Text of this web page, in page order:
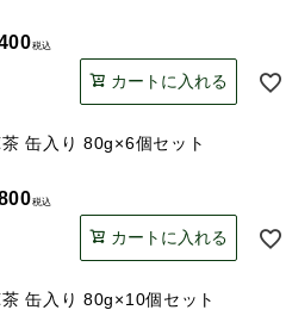
税込
カートに入れる
缶入り 80g×6個セット
税込
カートに入れる
缶入り 80g×10個セット